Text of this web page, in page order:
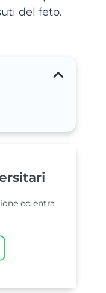
del feto.
ed entra